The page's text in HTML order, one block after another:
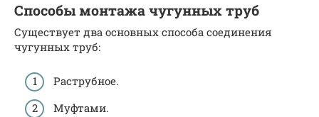
Способы монтажа чугунных труб
Существует два основных способа соединения
чугунных труб:
Раструбное.
Муфтами.